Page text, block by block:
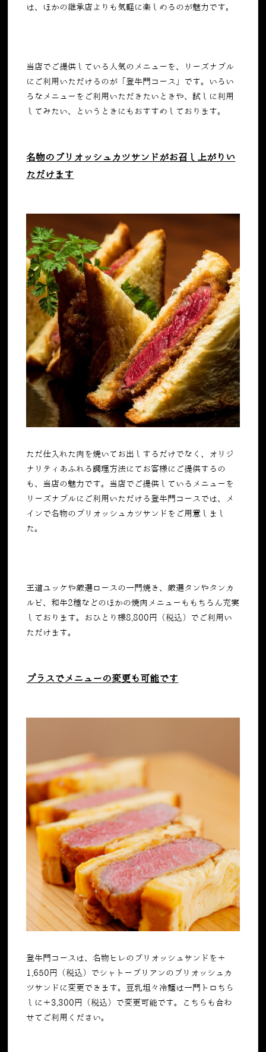
は、ほかの継承店よりも気軽に楽しめるのが魅力です。
当店でご提供している人気のメニューを、リーズナブル
にご利用いただけるのが「登牛門コース」です。いろい
ろなメニューをご利用いただきたいときや、試しに利用
してみたい、というときにもおすすめしております。
名物のブリオッシュカツサンドがお召し上がりい
ただけます
ただ仕入れた肉を焼いてお出しするだけでなく、オリジ
ナリティあふれる調理方法にてお客様にご提供するの
も、当店の魅力です。当店でご提供しているメニューを
リーズナブルにご利用いただける登牛門コースでは、メ
インで名物のブリオッシュカツサンドをご用意しまし
た。
王道ユッケや厳選ロースの一門焼き、厳選タンやタンカ
ルビ、和牛2種などのほかの焼肉メニューももちろん充実
しております。おひとり様8,800円（税込）でご利用い
ただけます。
プラスでメニューの変更も可能です
登牛門コースは、名物ヒレのブリオッシュサンドを＋
1,650円（税込）でシャトーブリアンのブリオッシュカ
ツサンドに変更できます。豆乳坦々冷麺は一門トロちら
しに＋3,300円（税込）で変更可能です。こちらも合わ
せてご利用ください。